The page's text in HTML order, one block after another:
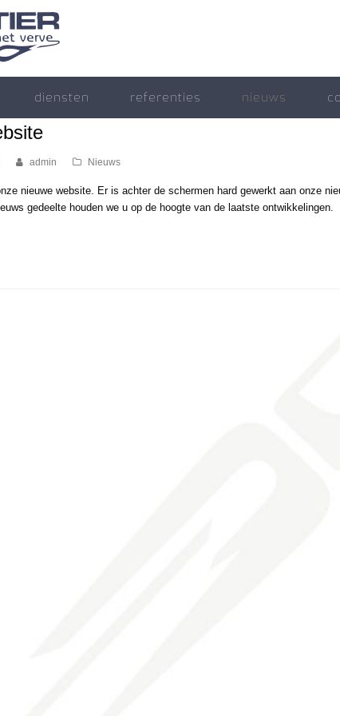
diensten referenties nieuws
admin Nieuws
nieuwe website. Er is achter de schermen hard gewerkt aan onze
gedeelte houden we u op de hoogte van de laatste ontwikkelingen.